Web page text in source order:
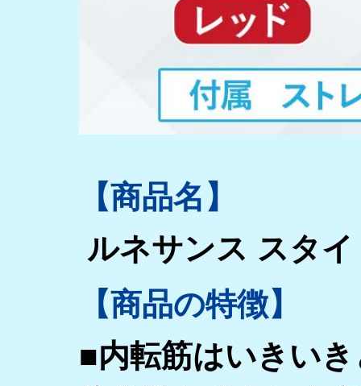
【商品名】
ルネサンス スタ
【商品の特徴】
■内転筋はいきい